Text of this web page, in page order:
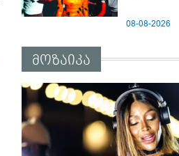
08-08-2026
მოზაიკა